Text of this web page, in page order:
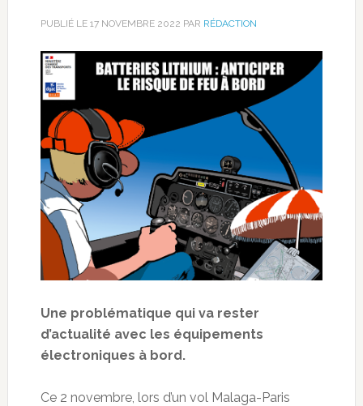
PUBLIÉ LE 17 NOVEMBRE 2022 PAR RÉDACTION
Une problématique qui va rester
d’actualité avec les équipements
électroniques à bord.
Ce 2 novembre, lors d’un vol Malaga-Paris